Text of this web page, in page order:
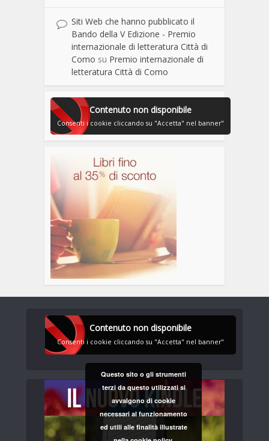
Siti Web che hanno pubblicato il
Bando della V Edizione - Premio
internazionale di letteratura Città di
Como su Premio internazionale di
letteratura Città di Como
Contenuto non disponibile
Consenti i cookie cliccando su "Accetta" nel banner"
Contenuto non disponibile
Consenti i cookie cliccando su "Accetta" nel banner"
Questo sito o gli strumenti
terzi da questo utilizzati si
avvalgono di cookie
necessari al funzionamento
ed utili alle finalità illustrate